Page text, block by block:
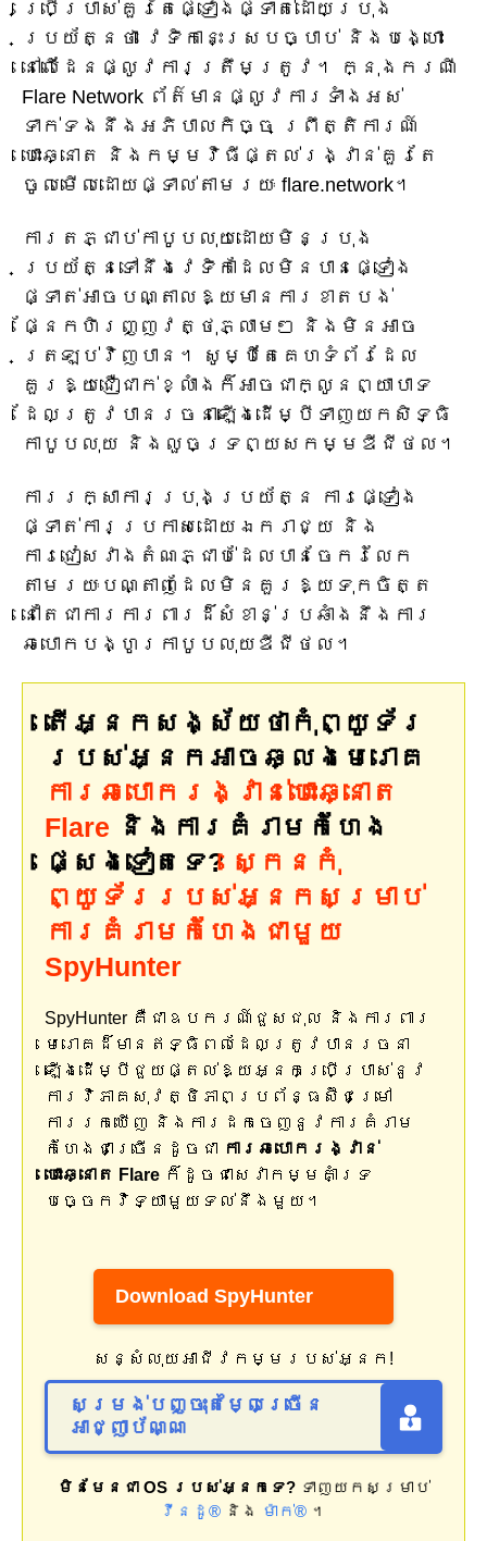
ប្រើប្រាស់​គួរតែ​ផ្ទៀងផ្ទាត់​ដោយ​ប្រុង
ប្រយ័ត្ន​ថា វេទិកា​នេះ​ស្របច្បាប់ និង​បង្ហោះ​
នៅលើ​ដែន​ផ្លូវការ​ត្រឹមត្រូវ។ ក្នុងករណី
Flare Network ព័ត៌មាន​ផ្លូវការ​ទាំងអស់​
ទាក់ទង​នឹង​អភិបាលកិច្ច ព្រឹត្តិការណ៍​
បោះឆ្នោត និង​កម្មវិធី​ផ្តល់​រង្វាន់​គួរតែ​
ចូល​មើល​ដោយផ្ទាល់​តាមរយៈ flare.network។
ការតភ្ជាប់កាបូបលុយដោយមិនប្រុង
ប្រយ័ត្នទៅនឹងវេទិកាដែលមិនបានផ្ទៀង
ផ្ទាត់អាចបណ្តាលឱ្យមានការខាតបង់
ផ្នែកហិរញ្ញវត្ថុភ្លាមៗ និងមិនអាច
ត្រឡប់វិញបាន។ សូម្បីតែគេហទំព័រដែល
គួរឱ្យជឿជាក់ខ្លាំងក៏អាចជាក្លូនព្យាបាទ
ដែលត្រូវបានរចនាឡើងដើម្បីទាញយកសិទ្ធិ
កាបូបលុយ និងលួចទ្រព្យសកម្មឌីជីថល។
ការរក្សាការប្រុងប្រយ័ត្ន ការផ្ទៀង
ផ្ទាត់ការប្រកាសដោយឯករាជ្យ និង
ការជៀសវាងតំណភ្ជាប់ដែលបានចែករំលែក
តាមរយៈបណ្តាញដែលមិនគួរឱ្យទុកចិត្ត
នៅតែជាការការពារដ៏សំខាន់ប្រឆាំងនឹងការ
ឆបោកបង្ហូរកាបូបលុយឌីជីថល។
តើអ្នកសង្ស័យថាកុំព្យូទ័រ
របស់អ្នកអាចឆ្លងមេរោគ
ការឆបោករង្វាន់បោះឆ្នោត
Flare និងការគំរាមកំហែង
ផ្សេងទៀតទេ? ស្កេនកុំ
ព្យូទ័ររបស់អ្នកសម្រាប់
ការគំរាមកំហែងជាមួយ
SpyHunter
SpyHunter គឺជាឧបករណ៍ជួសជុល និងការពារ
មេរោគដ៏មានឥទ្ធិពលដែលត្រូវបានរចនា
ឡើងដើម្បីជួយផ្តល់ឱ្យអ្នកប្រើប្រាស់នូវ
ការវិភាគសុវត្ថិភាពប្រព័ន្ធស៊ីជម្រៅ
ការរកឃើញ និងការដកចេញនូវការគំរាម
កំហែងជាច្រើនដូចជា ការឆបោករង្វាន់
បោះឆ្នោត Flare ក៏ដូចជាសេវាកម្មគាំទ្រ
បច្ចេកវិទ្យាមួយទល់នឹងមួយ។
Download SpyHunter
សន្សំលុយអាជីវកម្មរបស់អ្នក!
សម្រង់បញ្ចុះតម្លៃច្រើន
អាជ្ញាប័ណ្ណ
មិនមែនជា OS របស់អ្នកទេ?ទាញយកសម្រាប់
វីនដូ® និង ម៉ាក់® ។